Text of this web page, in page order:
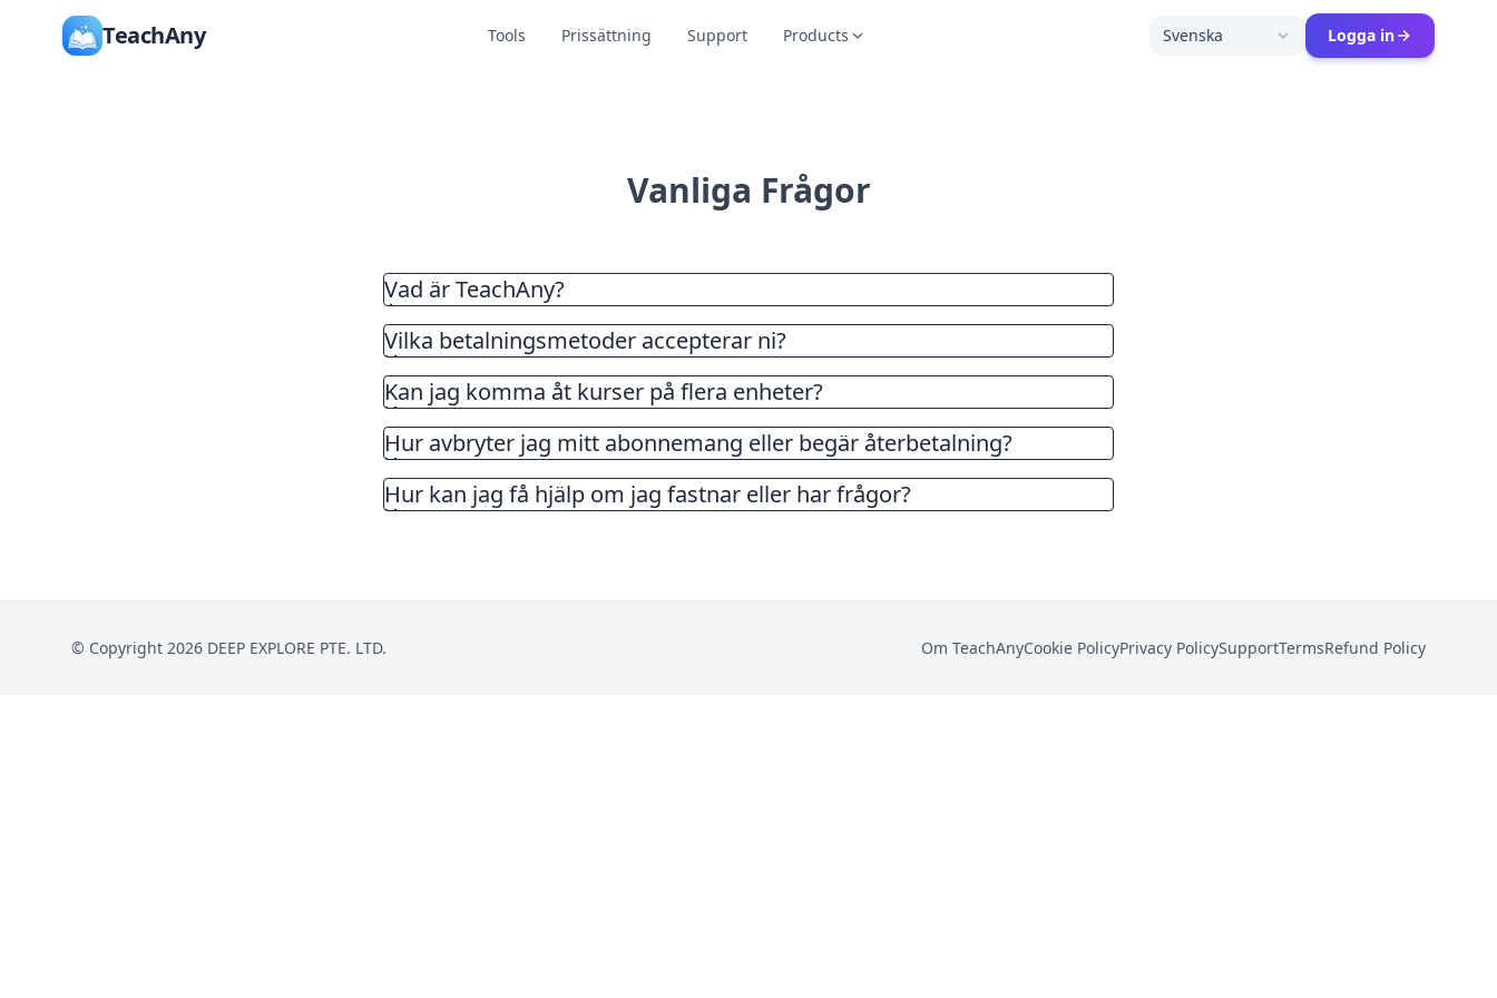
TeachAny Tools Prissättning Support Products Svenska Logga in
Vanliga Frågor
Vad är TeachAny?
TeachAny är en online-lärplattform som erbjuder ett brett utbud av kurser för att
hjälpa dig att skaffa nya färdigheter och avancera i din karriär. Vi erbjuder
interaktiva lektioner och expertinstruktörer
Vilka betalningsmetoder accepterar ni?
Kan jag komma åt kurser på flera enheter?
Hur avbryter jag mitt abonnemang eller begär återbetalning?
Hur kan jag få hjälp om jag fastnar eller har frågor?
© Copyright 2026 DEEP EXPLORE PTE. LTD. Om TeachAnyCookie PolicyPrivacy PolicySupportTermsRefund Policy